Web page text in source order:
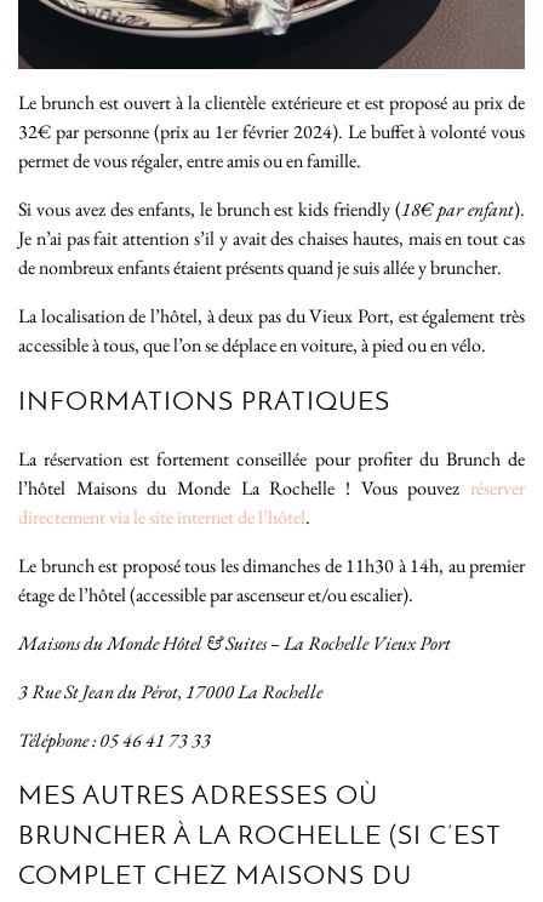
Le brunch est ouvert à la clientèle extérieure et est proposé au prix de
32€ par personne (prix au 1er février 2024). Le buffet à volonté vous
permet de vous régaler, entre amis ou en famille.
Si vous avez des enfants, le brunch est kids friendly (18€ par enfant).
Je n’ai pas fait attention s’il y avait des chaises hautes, mais en tout cas
de nombreux enfants étaient présents quand je suis allée y bruncher.
La localisation de l’hôtel, à deux pas du Vieux Port, est également très
accessible à tous, que l’on se déplace en voiture, à pied ou en vélo.
INFORMATIONS PRATIQUES
La réservation est fortement conseillée pour profiter du Brunch de
l’hôtel Maisons du Monde La Rochelle ! Vous pouvez réserver
directement via le site internet de l’hôtel.
Le brunch est proposé tous les dimanches de 11h30 à 14h, au premier
étage de l’hôtel (accessible par ascenseur et/ou escalier).
Maisons du Monde Hôtel & Suites – La Rochelle Vieux Port
3 Rue St Jean du Pérot,17000 La Rochelle
Téléphone : 05 46 41 73 33
MES AUTRES ADRESSES OÙ
BRUNCHER À LA ROCHELLE (SI C’EST
COMPLET CHEZ MAISONS DU